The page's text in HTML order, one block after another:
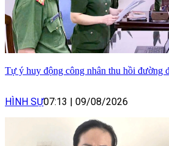
Tự ý huy động công nhân thu hồi đường
HÌNH SỰ07:13 09/08/2026